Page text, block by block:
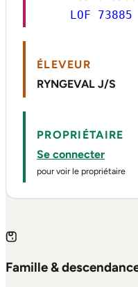
LOF 73885
ÉLEVEUR
RYNGEVAL J/S
PROPRIÉTAIRE
Se connecter
pour voir le propriétaire
Famille &